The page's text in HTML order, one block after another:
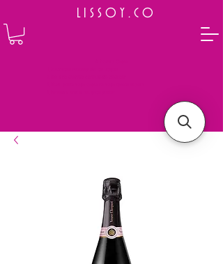
L I S S O Y . C O